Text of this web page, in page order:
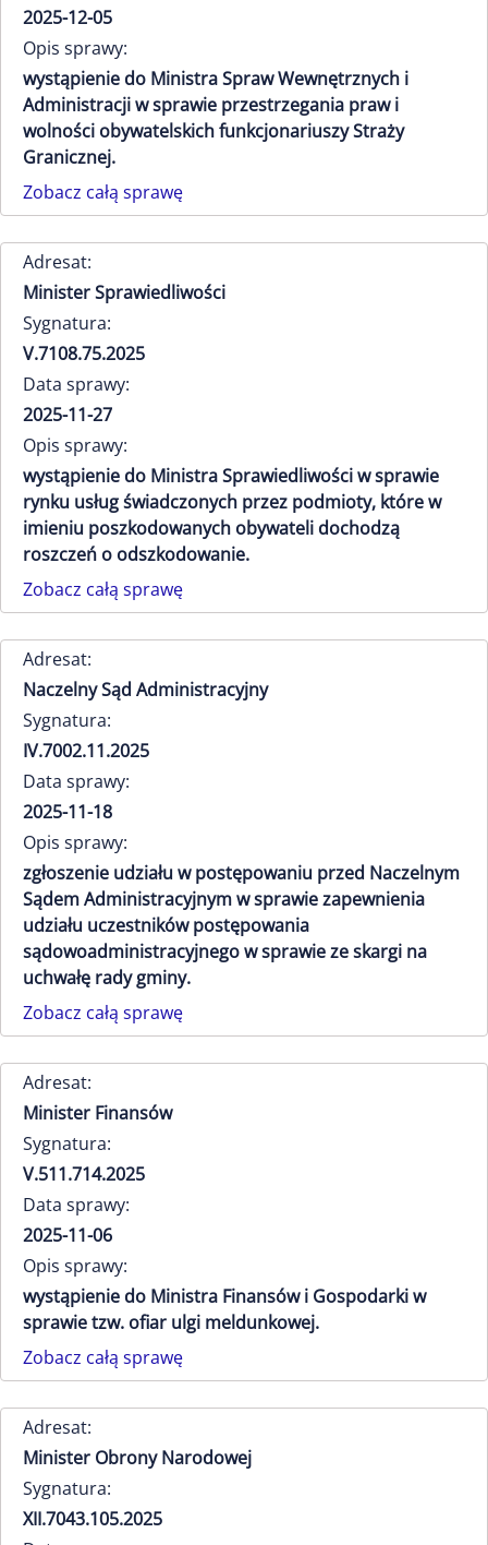
2025-12-05
Opis sprawy:
wystąpienie do Ministra Spraw Wewnętrznych i
Administracji w sprawie przestrzegania praw i
wolności obywatelskich funkcjonariuszy Straży
Granicznej.
Zobacz całą sprawę
Adresat:
Minister Sprawiedliwości
Sygnatura:
V.7108.75.2025
Data sprawy:
2025-11-27
Opis sprawy:
wystąpienie do Ministra Sprawiedliwości w sprawie
rynku usług świadczonych przez podmioty, które w
imieniu poszkodowanych obywateli dochodzą
roszczeń o odszkodowanie.
Zobacz całą sprawę
Adresat:
Naczelny Sąd Administracyjny
Sygnatura:
IV.7002.11.2025
Data sprawy:
2025-11-18
Opis sprawy:
zgłoszenie udziału w postępowaniu przed Naczelnym
Sądem Administracyjnym w sprawie zapewnienia
udziału uczestników postępowania
sądowoadministracyjnego w sprawie ze skargi na
uchwałę rady gminy.
Zobacz całą sprawę
Adresat:
Minister Finansów
Sygnatura:
V.511.714.2025
Data sprawy:
2025-11-06
Opis sprawy:
wystąpienie do Ministra Finansów i Gospodarki w
sprawie tzw. ofiar ulgi meldunkowej.
Zobacz całą sprawę
Adresat:
Minister Obrony Narodowej
Sygnatura:
XII.7043.105.2025